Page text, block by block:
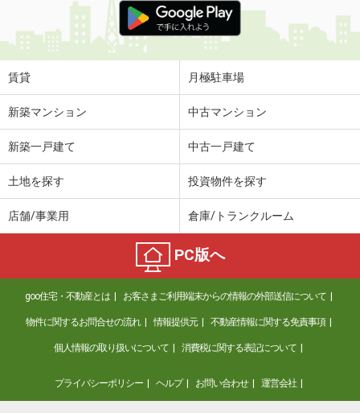
賃貸 月極駐車場
新築マンション 中古マンション
新築一戸建て 中古一戸建て
土地を探す 投資物件を探す
店舗/事業用 倉庫/トランクルーム
PC版へ
goo住宅・不動産とは お客さまご利用端末からの情報の外部送信について
物件に関するお問合せの流れ 情報提供元 不動産情報に関する免責事項
個人情報の取り扱いについて 消費税に関する表記について
プライバシーポリシー ヘルプ お問い合わせ 運営会社